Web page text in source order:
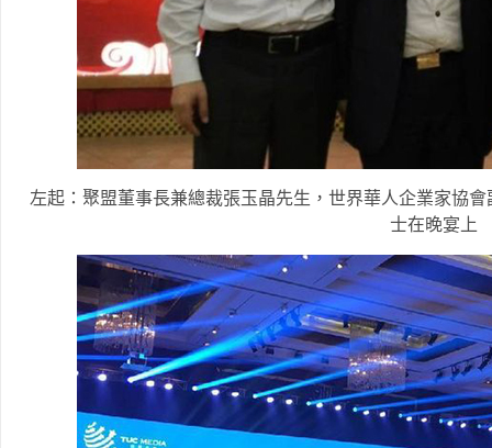
左起：聚盟董事長兼總裁張玉晶先生，世界華人企業家協
士在晚宴上